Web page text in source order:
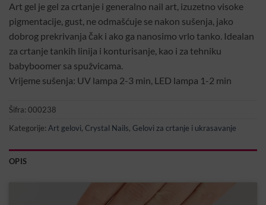
Art gel je gel za crtanje i generalno nail art, izuzetno visoke
pigmentacije, gust, ne odmašćuje se nakon sušenja, jako
dobrog prekrivanja čak i ako ga nanosimo vrlo tanko. Idealan
za crtanje tankih linija i konturisanje, kao i za tehniku
babyboomer sa spužvicama.
Vrijeme sušenja: UV lampa 2-3 min, LED lampa 1-2 min
Šifra: 000238
Kategorije: Art gelovi, Crystal Nails, Gelovi za crtanje i ukrasavanje
OPIS